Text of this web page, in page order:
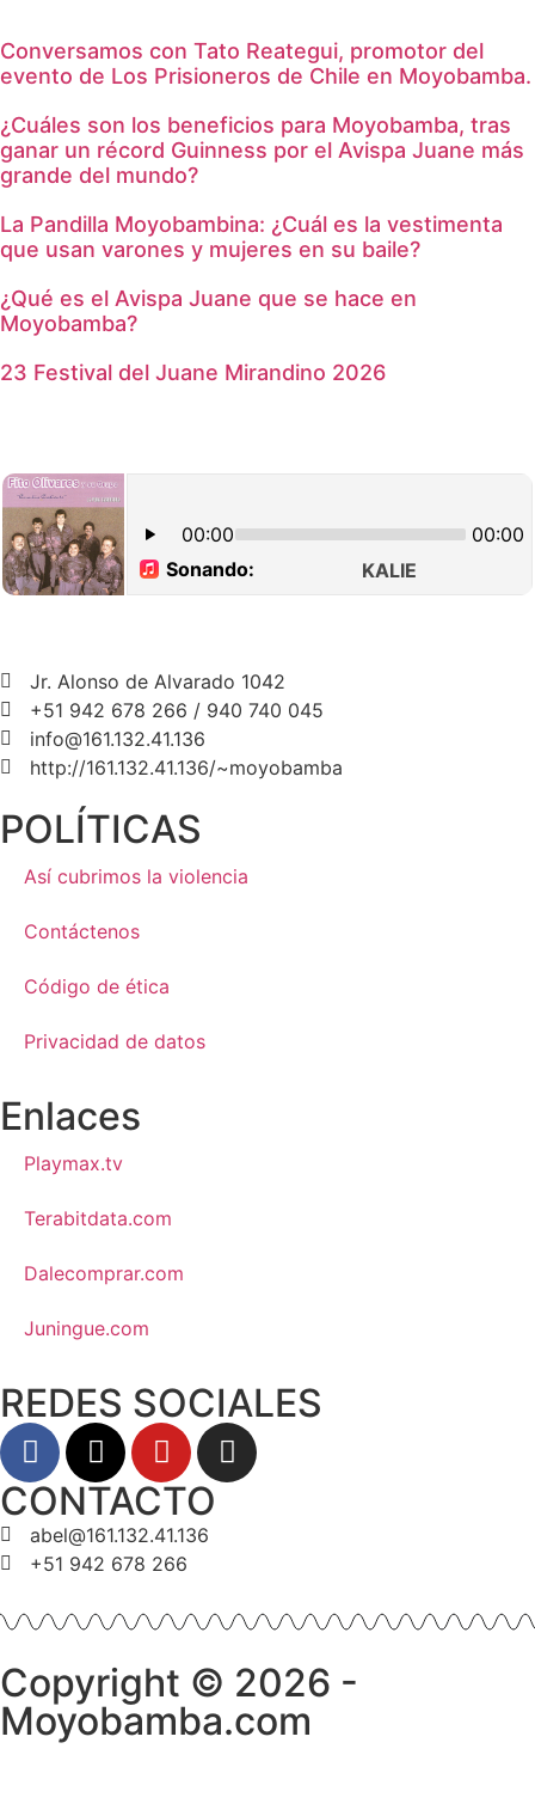
Conversamos con Tato Reategui, promotor del
evento de Los Prisioneros de Chile en Moyobamba.
¿Cuáles son los beneficios para Moyobamba, tras
ganar un récord Guinness por el Avispa Juane más
grande del mundo?
La Pandilla Moyobambina: ¿Cuál es la vestimenta
que usan varones y mujeres en su baile?
¿Qué es el Avispa Juane que se hace en
Moyobamba?
23 Festival del Juane Mirandino 2026
Jr. Alonso de Alvarado 1042
+51 942 678 266 / 940 740 045
info@161.132.41.136
http://161.132.41.136/~moyobamba
POLÍTICAS
Así cubrimos la violencia
Contáctenos
Código de ética
Privacidad de datos
Enlaces
Playmax.tv
Terabitdata.com
Dalecomprar.com
Juningue.com
REDES SOCIALES
CONTACTO
abel@161.132.41.136
+51 942 678 266
Copyright © 2026 -
Moyobamba.com